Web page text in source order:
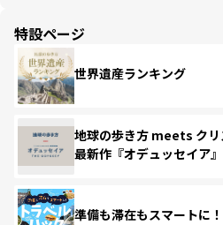
特設ページ
世界遺産ランキング
地球の歩き方 meets ク
最新作『オデュッセイア』
準備も滞在もスマートに